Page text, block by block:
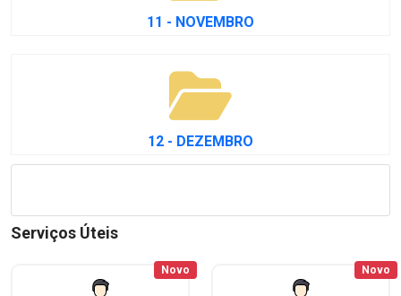
11 - NOVEMBRO
12 - DEZEMBRO
Serviços Úteis
Novo Novo